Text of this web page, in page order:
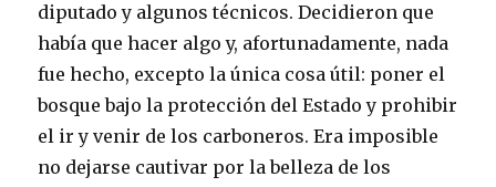
diputado y algunos técnicos. Decidieron que
había que hacer algo y, afortunadamente, nada
fue hecho, excepto la única cosa útil: poner el
bosque bajo la protección del Estado y prohibir
el ir y venir de los carboneros. Era imposible
no dejarse cautivar por la belleza de los